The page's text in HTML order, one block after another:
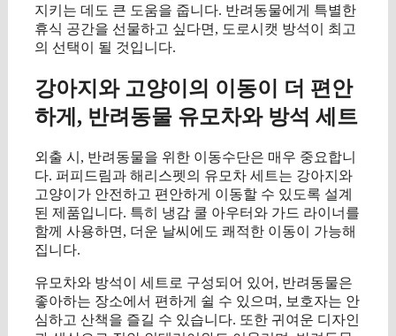
지키는 데도 큰 도움을 줍니다. 반려동물에게 특별한
휴식 공간을 선물하고 싶다면, 도로시캣 방석이 최고
의 선택이 될 것입니다.
강아지와 고양이의 이동이 더 편안
하게, 반려동물 유모차와 방석 세트
외출 시, 반려동물을 위한 이동수단은 매우 중요합니
다. 퍼피드림과 해리스펫의 유모차 세트는 강아지와
고양이가 안전하고 편안하게 이동할 수 있도록 설계
된 제품입니다. 특히 냉감 쿨 아우터와 가드 라이너를
함께 사용하면, 더운 날씨에도 쾌적한 이동이 가능해
집니다.
유모차와 방석이 세트로 구성되어 있어, 반려동물은
좋아하는 장소에서 편하게 쉴 수 있으며, 보호자는 안
심하고 산책을 즐길 수 있습니다. 또한 귀여운 디자인